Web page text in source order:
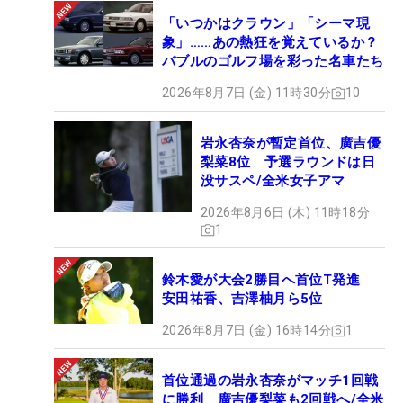
「いつかはクラウン」「シーマ現
象」……あの熱狂を覚えているか？
バブルのゴルフ場を彩った名車たち
2026年8月7日 (金) 11時30分 10
岩永杏奈が暫定首位、廣吉優
梨菜8位 予選ラウンドは日
没サスペ/全米女子アマ
2026年8月6日 (木) 11時18分
1
鈴木愛が大会2勝目へ首位T発進
安田祐香、吉澤柚月ら5位
2026年8月7日 (金) 16時14分 1
首位通過の岩永杏奈がマッチ1回戦
に勝利 廣吉優梨菜も2回戦へ/全米